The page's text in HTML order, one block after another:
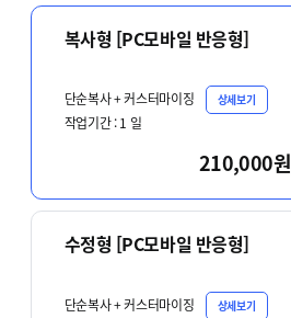
복사형 [PC모바일 반응형]
단순복사 + 커스터마이징 상세보기
작업기간 :1 일
210,000원
수정형 [PC모바일 반응형]
단순복사 + 커스터마이징 상세보기